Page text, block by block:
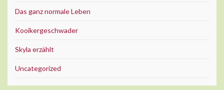
Das ganz normale Leben
Kooikergeschwader
Skyla erzählt
Uncategorized